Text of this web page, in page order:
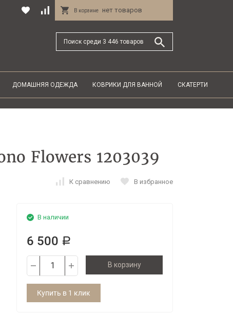
В корзине нет товаров
ДОМАШНЯЯ ОДЕЖДА КОВРИКИ ДЛЯ ВАННОЙ СКАТЕРТИ
Flowers 1203039
К сравнению В избранное
В наличии
6 500 Р
В корзину
Купить в 1 клик